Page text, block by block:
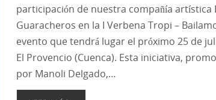
participación de nuestra compañía artística
Guaracheros en la I Verbena Tropi –
evento que tendrá lugar el próximo 25 de
El Provencio (Cuenca). Esta iniciativa,
por Manoli Delgado,…